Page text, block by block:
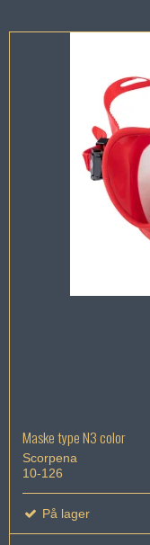
Maske type N3 color
Scorpena
10-126
På lager